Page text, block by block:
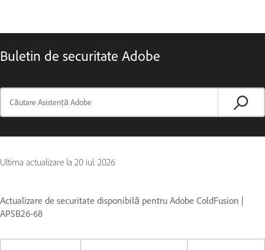
Buletin de securitate Adobe
Ultima actualizare la 20 iul. 2026
Actualizare de securitate disponibilă pentru Adobe ColdFusion |
APSB26-68